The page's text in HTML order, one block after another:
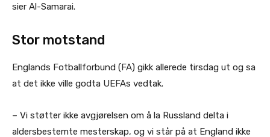
sier Al-Samarai.
Stor motstand
Englands Fotballforbund (FA) gikk allerede tirsdag ut og sa
at det ikke ville godta UEFAs vedtak.
– Vi støtter ikke avgjørelsen om å la Russland delta i
aldersbestemte mesterskap, og vi står på at England ikke